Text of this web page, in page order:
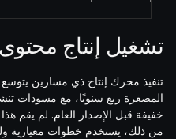
تشغيل إنتاج
تنفيذ محرك إنتاج ذي مسارين
المصغرة ربع سنويًا، مع مسودات
خفيفة قبل الإصدار العام. لم يقم
من ذلك، يستخدم خطوات معيارية